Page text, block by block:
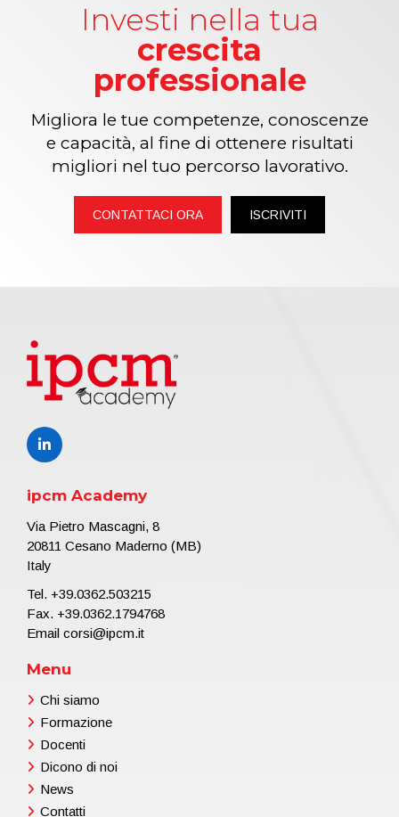
Investi nella tua
crescita
professionale
Migliora le tue competenze, conoscenze
e capacità, al fine di ottenere risultati
migliori nel tuo percorso lavorativo.
CONTATTACI ORA ISCRIVITI
ipcm Academy
Via Pietro Mascagni, 8
20811 Cesano Maderno (MB)
Italy
Tel. +39.0362.503215
Fax. +39.0362.1794768
Email corsi@ipcm.it
Menu
Chi siamo
Formazione
Docenti
Dicono di noi
News
Contatti